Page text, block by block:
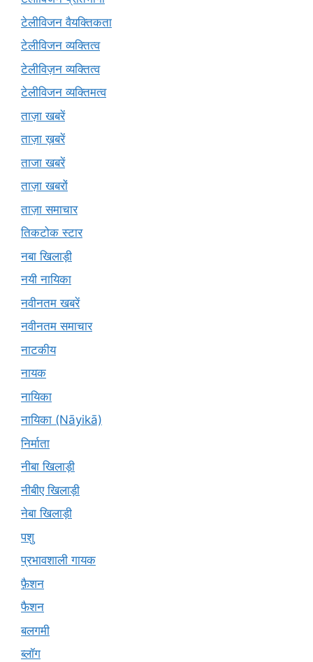
टेलीविजन वैयक्तिकता
टेलीविजन व्यक्तित्व
टेलीविज़न व्यक्तित्व
टेलीविजन व्यक्तिमत्व
ताज़ा खबरें
ताज़ा ख़बरें
ताजा खबरें
ताज़ा खबरों
ताज़ा समाचार
तिकटोक स्टार
नबा खिलाड़ी
नयी नायिका
नवीनतम खबरें
नवीनतम समाचार
नाटकीय
नायक
नायिका
नायिका (Nāyikā)
निर्माता
नीबा खिलाड़ी
नीबीए खिलाड़ी
नेबा खिलाड़ी
पशु
प्रभावशाली गायक
फ़ैशन
फैशन
बलगमी
ब्लॉग